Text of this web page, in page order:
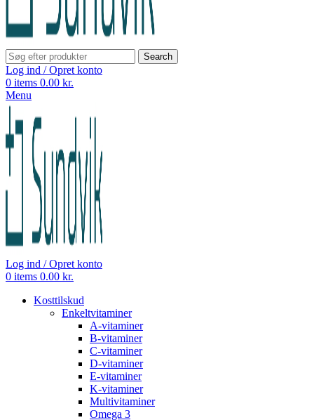
Search
Log ind / Opret konto
0 items 0.00 kr.
Menu
Log ind / Opret konto
0 items 0.00 kr.
Kosttilskud
Enkeltvitaminer
A-vitaminer
B-vitaminer
C-vitaminer
D-vitaminer
E-vitaminer
K-vitaminer
Multivitaminer
Omega 3